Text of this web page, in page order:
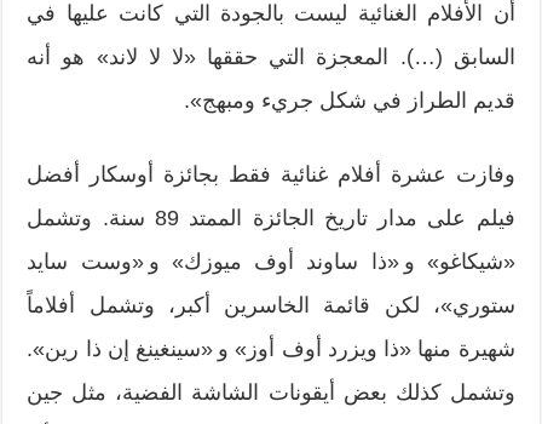
أن الأفلام الغنائية ليست بالجودة التي كانت عليها في
السابق (…). المعجزة التي حققها «لا لا لاند» هو أنه
قديم الطراز في شكل جريء ومبهج».
وفازت عشرة أفلام غنائية فقط بجائزة أوسكار أفضل
فيلم على مدار تاريخ الجائزة الممتد 89 سنة. وتشمل
«شيكاغو» و «ذا ساوند أوف ميوزك» و «وست سايد
ستوري»، لكن قائمة الخاسرين أكبر، وتشمل أفلاماً
شهيرة منها «ذا ويزرد أوف أوز» و «سينغينغ إن ذا رين».
وتشمل كذلك بعض أيقونات الشاشة الفضية، مثل جين